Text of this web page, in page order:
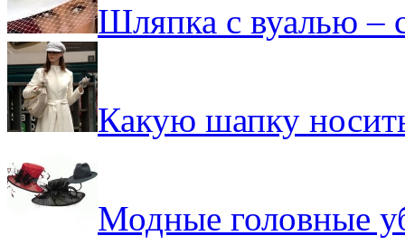
Шляпка с вуалью –
Какую шапку
Модные головные